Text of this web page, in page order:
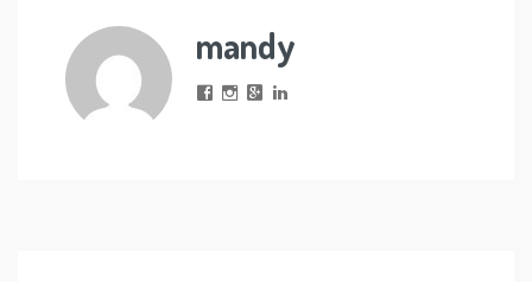
mandy